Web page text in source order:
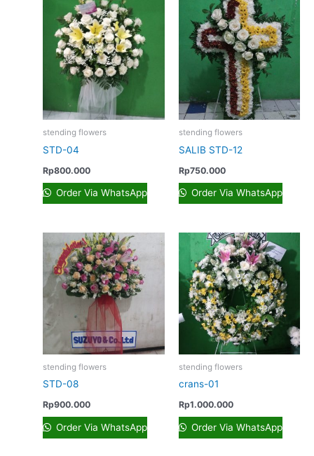
stending flowers
STD-04
Rp800.000
Order Via WhatsApp
stending flowers
SALIB STD-12
Rp750.000
Order Via WhatsApp
stending flowers
STD-08
Rp900.000
Order Via WhatsApp
stending flowers
crans-01
Rp1.000.000
Order Via WhatsApp